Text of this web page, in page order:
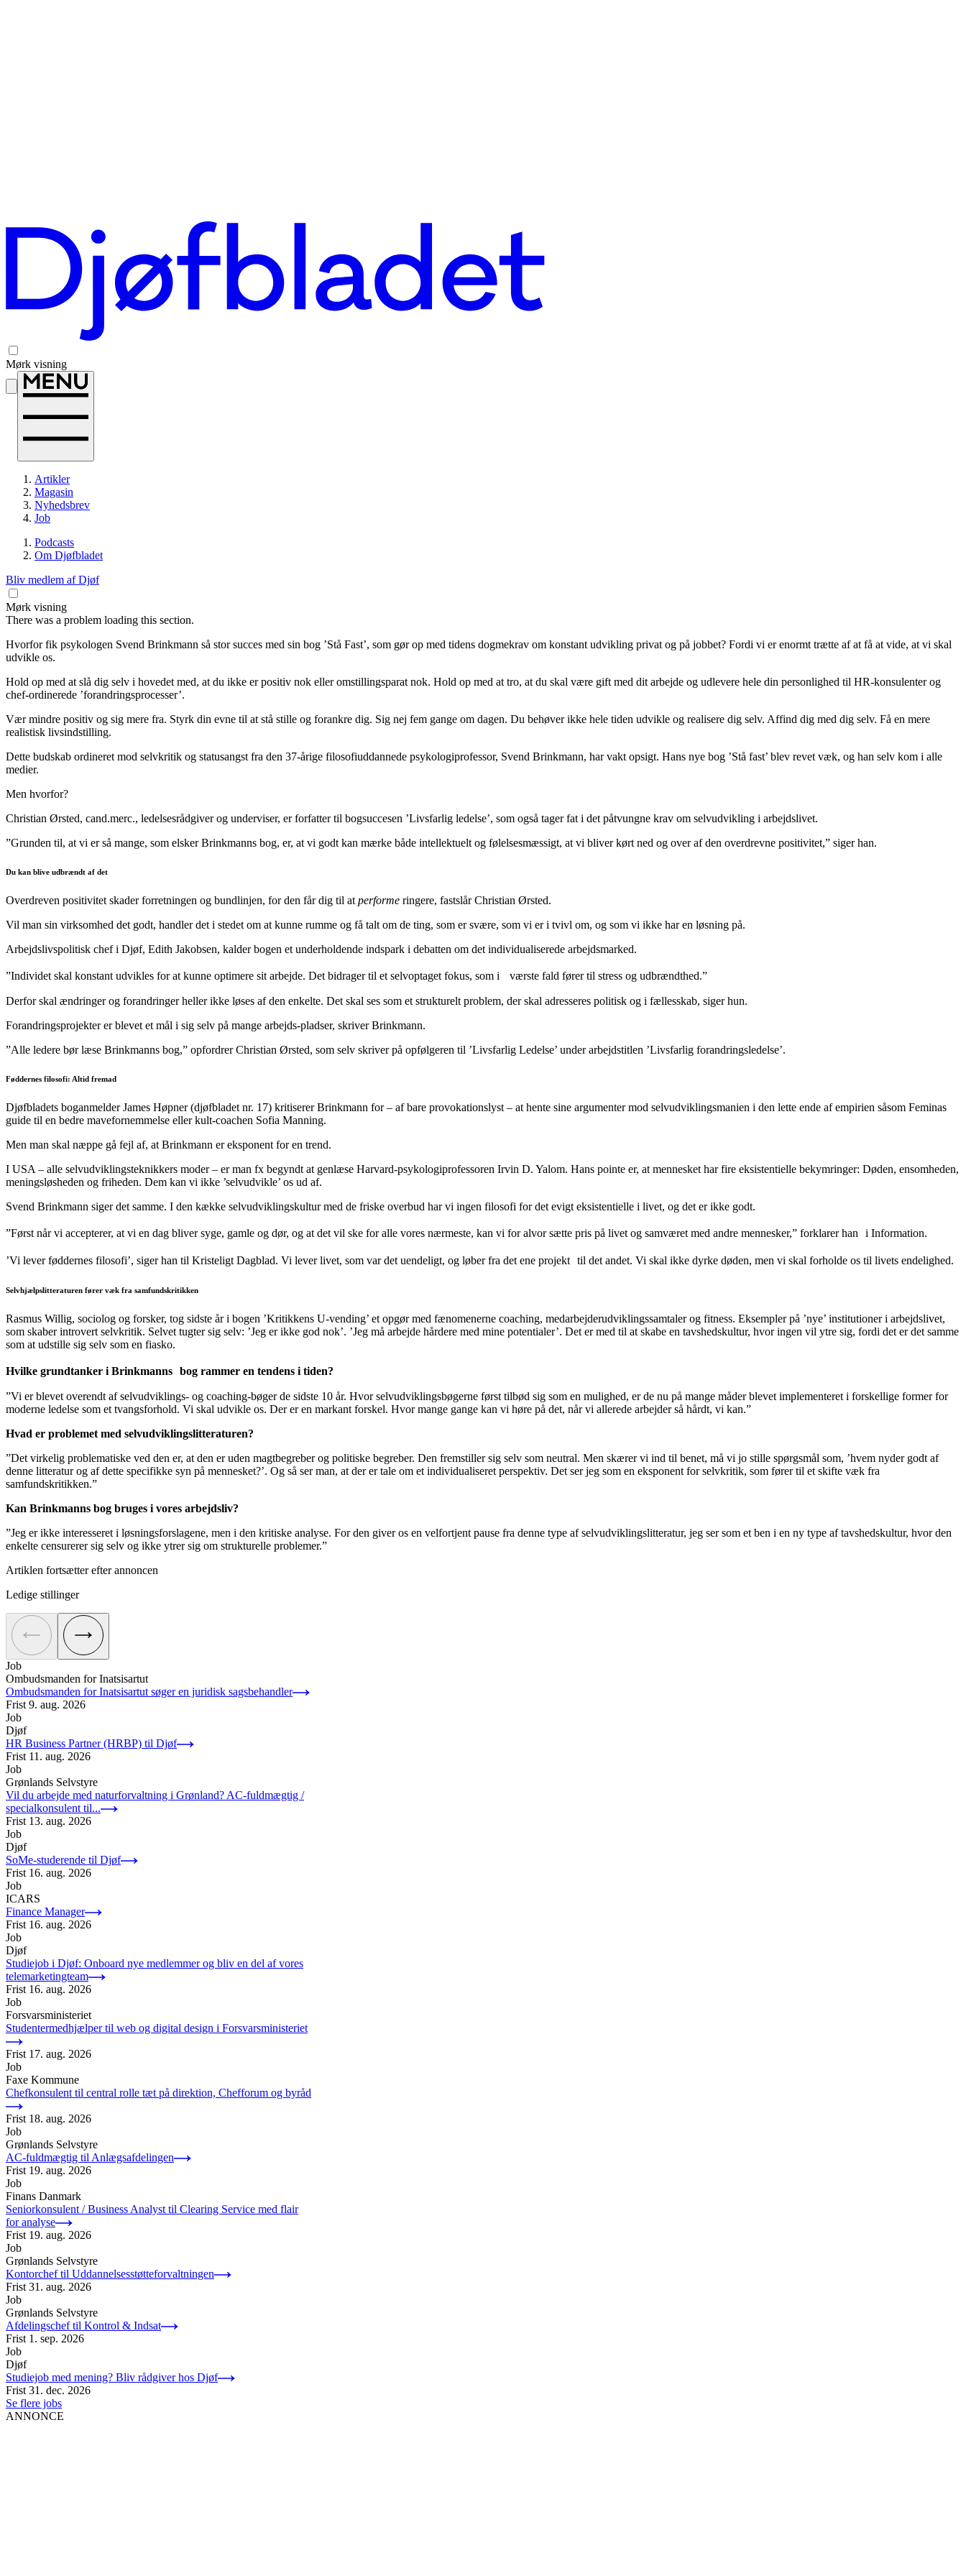
Mørk visning
Artikler
Magasin
Nyhedsbrev
Job
Podcasts
Om Djøfbladet
Bliv medlem af Djøf
Mørk visning
There was a problem loading this section.
Hvorfor fik psykologen Svend Brinkmann så stor succes med sin bog ’Stå Fast’, som gør op med tidens dogmekrav om konstant udvikling privat og på jobbet? Fordi vi er enormt trætte af at få at vide, at vi skal
udvikle os.
Hold op med at slå dig selv i hovedet med, at du ikke er positiv nok eller omstillingsparat nok. Hold op med at tro, at du skal være gift med dit arbejde og udlevere hele din personlighed til HR-konsulenter og
chef-ordinerede ’forandringsprocesser’.
Vær mindre positiv og sig mere fra. Styrk din evne til at stå stille og forankre dig. Sig nej fem gange om dagen. Du behøver ikke hele tiden udvikle og realisere dig selv. Affind dig med dig selv. Få en mere
realistisk livsindstilling.
Dette budskab ordineret mod selvkritik og statusangst fra den 37-årige filosofiuddannede psykologiprofessor, Svend Brinkmann, har vakt opsigt. Hans nye bog ’Stå fast’ blev revet væk, og han selv kom i alle
medier.
Men hvorfor?
Christian Ørsted, cand.merc., ledelsesrådgiver og underviser, er forfatter til bogsuccesen ’Livsfarlig ledelse’, som også tager fat i det påtvungne krav om selvudvikling i arbejdslivet.
”Grunden til, at vi er så mange, som elsker Brinkmanns bog, er, at vi godt kan mærke både intellektuelt og følelsesmæssigt, at vi bliver kørt ned og over af den overdrevne positivitet,” siger han.
Du kan blive udbrændt af det
Overdreven positivitet skader forretningen og bundlinjen, for den får dig til at performe ringere, fastslår Christian Ørsted.
Vil man sin virksomhed det godt, handler det i stedet om at kunne rumme og få talt om de ting, som er svære, som vi er i tvivl om, og som vi ikke har en løsning på.
Arbejdslivspolitisk chef i Djøf, Edith Jakobsen, kalder bogen et underholdende indspark i debatten om det individualiserede arbejdsmarked.
”Individet skal konstant udvikles for at kunne optimere sit arbejde. Det bidrager til et selvoptaget fokus, som i værste fald fører til stress og udbrændthed.”
Derfor skal ændringer og forandringer heller ikke løses af den enkelte. Det skal ses som et strukturelt problem, der skal adresseres politisk og i fællesskab, siger hun.
Forandringsprojekter er blevet et mål i sig selv på mange arbejds-pladser, skriver Brinkmann.
”Alle ledere bør læse Brinkmanns bog,” opfordrer Christian Ørsted, som selv skriver på opfølgeren til ’Livsfarlig Ledelse’ under arbejdstitlen ’Livsfarlig forandringsledelse’.
Føddernes filosofi: Altid fremad
Djøfbladets boganmelder James Høpner (djøfbladet nr. 17) kritiserer Brinkmann for – af bare provokationslyst – at hente sine argumenter mod selvudviklingsmanien i den lette ende af empirien såsom Feminas
guide til en bedre mavefornemmelse eller kult-coachen Sofia Manning.
Men man skal næppe gå fejl af, at Brinkmann er eksponent for en trend.
I USA – alle selvudviklingsteknikkers moder – er man fx begyndt at genlæse Harvard-psykologiprofessoren Irvin D. Yalom. Hans pointe er, at mennesket har fire eksistentielle bekymringer: Døden, ensomheden,
meningsløsheden og friheden. Dem kan vi ikke ’selvudvikle’ os ud af.
Svend Brinkmann siger det samme. I den kække selvudviklingskultur med de friske overbud har vi ingen filosofi for det evigt eksistentielle i livet, og det er ikke godt.
”Først når vi accepterer, at vi en dag bliver syge, gamle og dør, og at det vil ske for alle vores nærmeste, kan vi for alvor sætte pris på livet og samværet med andre mennesker,” forklarer han i Information.
’Vi lever føddernes filosofi’, siger han til Kristeligt Dagblad. Vi lever livet, som var det uendeligt, og løber fra det ene projekt til det andet. Vi skal ikke dyrke døden, men vi skal forholde os til livets endelighed.
Selvhjælpslitteraturen fører væk fra samfundskritikken
Rasmus Willig, sociolog og forsker, tog sidste år i bogen ’Kritikkens U-vending’ et opgør med fænomenerne coaching, medarbejderudviklingssamtaler og fitness. Eksempler på ’nye’ institutioner i arbejdslivet,
som skaber introvert selvkritik. Selvet tugter sig selv: ’Jeg er ikke god nok’. ’Jeg må arbejde hårdere med mine potentialer’. Det er med til at skabe en tavshedskultur, hvor ingen vil ytre sig, fordi det er det samme
som at udstille sig selv som en fiasko.
Hvilke grundtanker i Brinkmanns bog rammer en tendens i tiden?
”Vi er blevet overendt af selvudviklings- og coaching-bøger de sidste 10 år. Hvor selvudviklingsbøgerne først tilbød sig som en mulighed, er de nu på mange måder blevet implementeret i forskellige former for
moderne ledelse som et tvangsforhold. Vi skal udvikle os. Der er en markant forskel. Hvor mange gange kan vi høre på det, når vi allerede arbejder så hårdt, vi kan.”
Hvad er problemet med selvudviklingslitteraturen?
”Det virkelig problematiske ved den er, at den er uden magtbegreber og politiske begreber. Den fremstiller sig selv som neutral. Men skærer vi ind til benet, må vi jo stille spørgsmål som, ’hvem nyder godt af
denne litteratur og af dette specifikke syn på mennesket?’. Og så ser man, at der er tale om et individualiseret perspektiv. Det ser jeg som en eksponent for selvkritik, som fører til et skifte væk fra
samfundskritikken.”
Kan Brinkmanns bog bruges i vores arbejdsliv?
”Jeg er ikke interesseret i løsningsforslagene, men i den kritiske analyse. For den giver os en velfortjent pause fra denne type af selvudviklingslitteratur, jeg ser som et ben i en ny type af tavshedskultur, hvor den
enkelte censurerer sig selv og ikke ytrer sig om strukturelle problemer.”
Artiklen fortsætter efter annoncen
Ledige stillinger
Job
Ombudsmanden for Inatsisartut
Ombudsmanden for Inatsisartut søger en juridisk sagsbehandler
Frist 9. aug. 2026
Job
Djøf
HR Business Partner (HRBP) til Djøf
Frist 11. aug. 2026
Job
Grønlands Selvstyre
Vil du arbejde med naturforvaltning i Grønland? AC-fuldmægtig /
specialkonsulent til...
Frist 13. aug. 2026
Job
Djøf
SoMe-studerende til Djøf
Frist 16. aug. 2026
Job
ICARS
Finance Manager
Frist 16. aug. 2026
Job
Djøf
Studiejob i Djøf: Onboard nye medlemmer og bliv en del af vores
telemarketingteam
Frist 16. aug. 2026
Job
Forsvarsministeriet
Studentermedhjælper til web og digital design i Forsvarsministeriet
Frist 17. aug. 2026
Job
Faxe Kommune
Chefkonsulent til central rolle tæt på direktion, Chefforum og byråd
Frist 18. aug. 2026
Job
Grønlands Selvstyre
AC-fuldmægtig til Anlægsafdelingen
Frist 19. aug. 2026
Job
Finans Danmark
Seniorkonsulent / Business Analyst til Clearing Service med flair
for analyse
Frist 19. aug. 2026
Job
Grønlands Selvstyre
Kontorchef til Uddannelsesstøtteforvaltningen
Frist 31. aug. 2026
Job
Grønlands Selvstyre
Afdelingschef til Kontrol & Indsat
Frist 1. sep. 2026
Job
Djøf
Studiejob med mening? Bliv rådgiver hos Djøf
Frist 31. dec. 2026
Se flere jobs
ANNONCE